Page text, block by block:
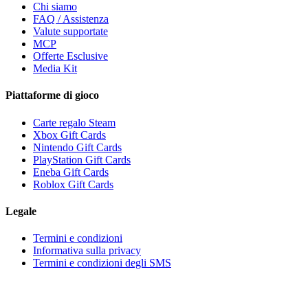
Chi siamo
FAQ / Assistenza
Valute supportate
MCP
Offerte Esclusive
Media Kit
Piattaforme di gioco
Carte regalo Steam
Xbox Gift Cards
Nintendo Gift Cards
PlayStation Gift Cards
Eneba Gift Cards
Roblox Gift Cards
Legale
Termini e condizioni
Informativa sulla privacy
Termini e condizioni degli SMS